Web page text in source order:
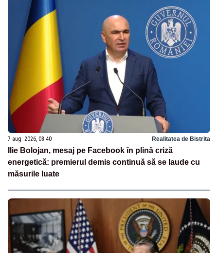
7 aug. 2026, 08:40 Realitatea de Bistrita
Ilie Bolojan, mesaj pe Facebook în plină criză
energetică: premierul demis continuă să se laude cu
măsurile luate